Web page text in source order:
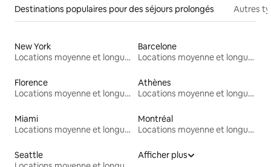
Destinations populaires pour des séjours prolongés Autres
New York
Locations moyenne et longue durée
Barcelone
Locations moyenne et longue durée
Florence
Locations moyenne et longue durée
Athènes
Locations moyenne et longue durée
Miami
Locations moyenne et longue durée
Montréal
Locations moyenne et longue durée
Seattle
Afficher plus